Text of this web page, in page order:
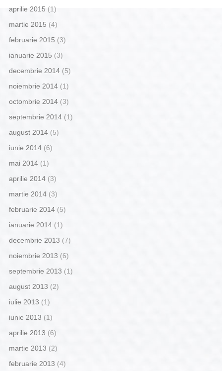
aprilie 2015(1)
martie 2015 (4)
februarie 2015 (3)
ianuarie 2015 (3)
decembrie 2014(5)
noiembrie 2014(1)
octombrie 2014(3)
septembrie 2014(1)
august 2014(5)
iunie 2014(6)
mai 2014(1)
aprilie 2014(3)
martie 2014(3)
februarie 2014(5)
ianuarie 2014(1)
decembrie 2013 (7)
noiembrie 2013 (6)
septembrie 2013 (1)
august 2013 (2)
iulie 2013 (1)
iunie 2013 (1)
aprilie 2013 (6)
martie 2013 (2)
februarie 2013 (4)